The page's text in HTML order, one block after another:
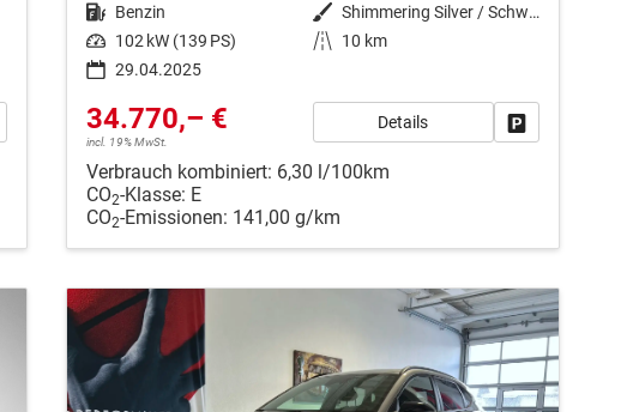
Fahrzeug parken
Kraftstoff Benzin Außenfarbe
Shimmering Silver / Schwarz
Leistung 102 kW (139 PS) Kilometerstand
10 km
29.04.2025
34.770,– €
incl. 19% MwSt.
Details
Verbrauch kombiniert: 6,30 l/100km
CO2-Klasse: E
CO2-Emissionen: 141,00 g/km